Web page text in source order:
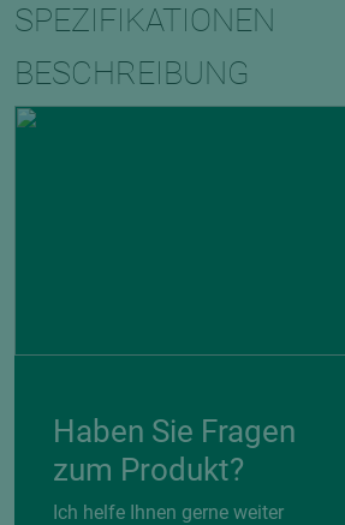
SPEZIFIKATIONEN
BESCHREIBUNG
Haben Sie Fragen
zum Produkt?
Ich helfe Ihnen gerne weiter